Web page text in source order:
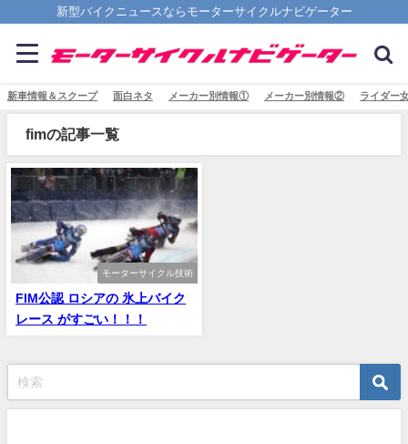
新型バイクニュースならモーターサイクルナビゲーター
新車情報＆スクープ 面白ネタ メーカー別情報① メーカー別情報② ライダー
fimの記事一覧
モーターサイクル技術
FIM公認 ロシアの 氷上バイク
レース がすごい！！！